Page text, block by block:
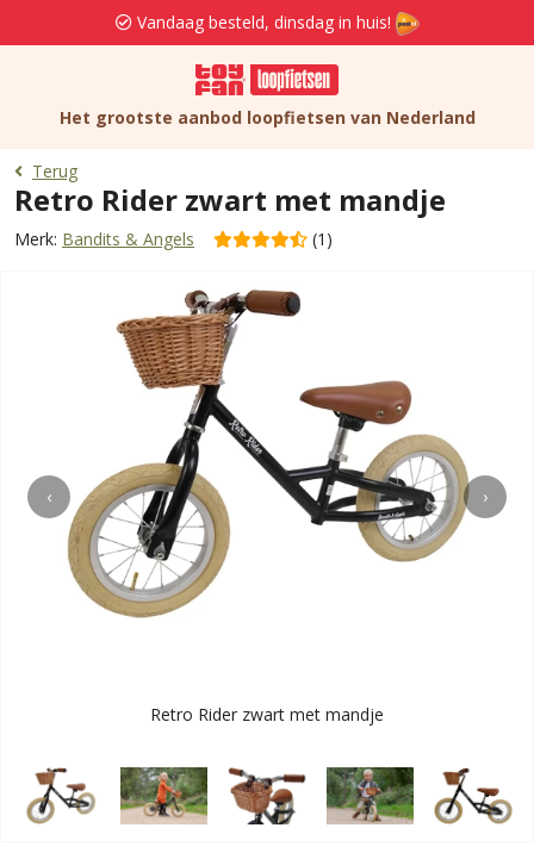
Vandaag besteld, dinsdag in huis!
Het grootste aanbod loopfietsen van Nederland
Terug
Retro Rider zwart met mandje
Merk: Bandits & Angels (1)
‹ ›
Retro Rider zwart met mandje